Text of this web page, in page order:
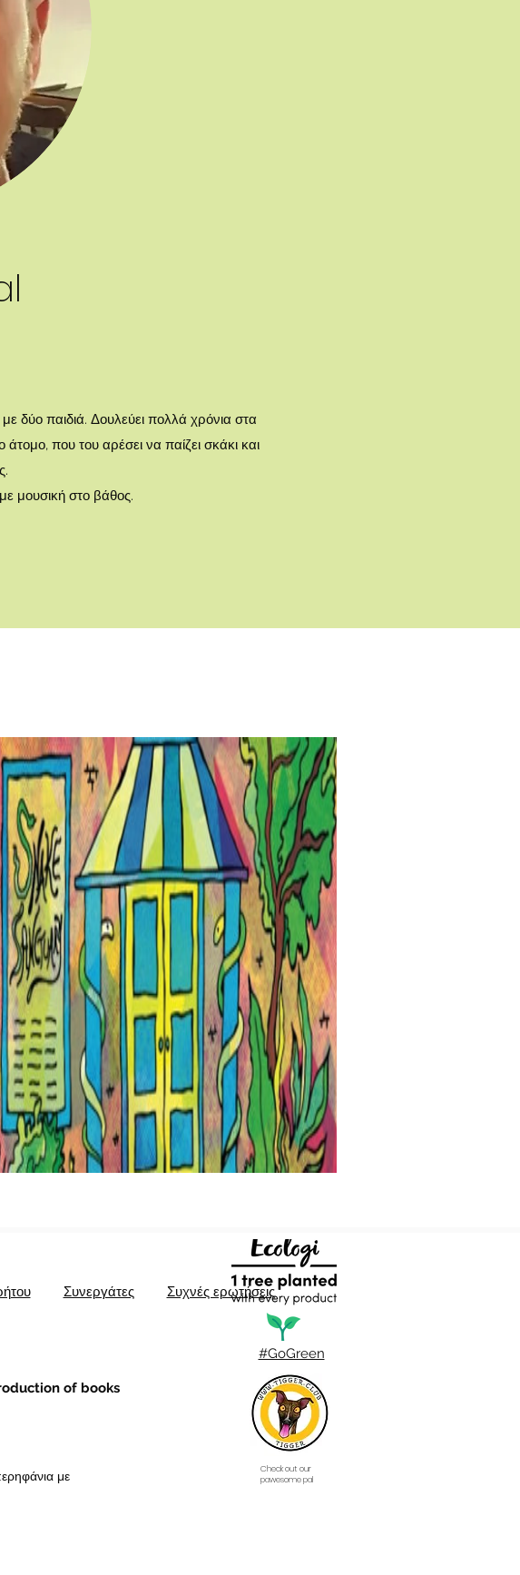
δύο παιδιά. Δουλεύει πολλά χρόνια στα
που του αρέσει να παίζει σκάκι και
μουσική στο βάθος.
Συνεργάτες Συχνές ερωτήσεις
#GoGreen
Check out our
pawesome pal
of books
με